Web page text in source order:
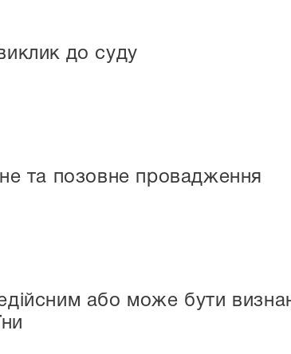
до суду
та позовне провадження
або може бути